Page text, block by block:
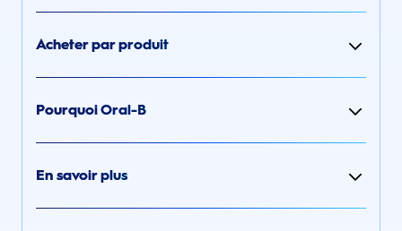
Acheter par produit
Pourquoi Oral-B
En savoir plus